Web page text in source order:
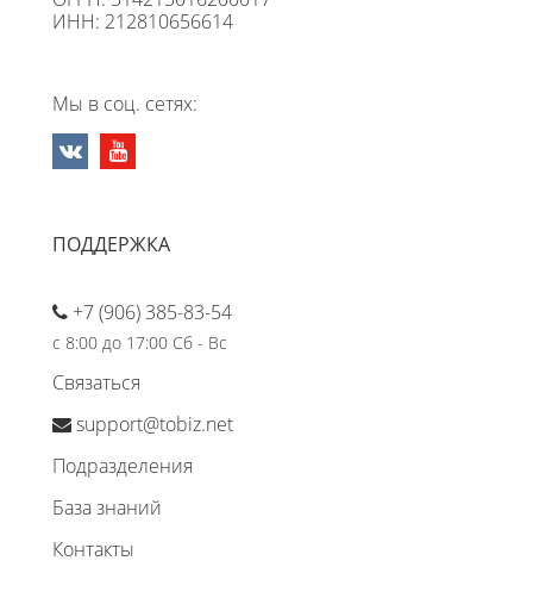
ИНН: 212810656614
Мы в соц. сетях:
ПОДДЕРЖКА
+7 (906) 385-83-54
с 8:00 до 17:00 Сб - Вс
Связаться
support@tobiz.net
Подразделения
База знаний
Контакты